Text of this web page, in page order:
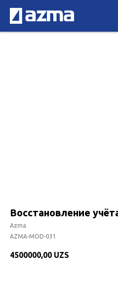
Восстановление
Azma
AZMA-MOD-031
4500000,00 UZS